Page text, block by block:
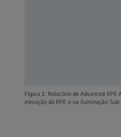
Figura 1: Relatório de Advanced
elevação do RPE e na iluminação